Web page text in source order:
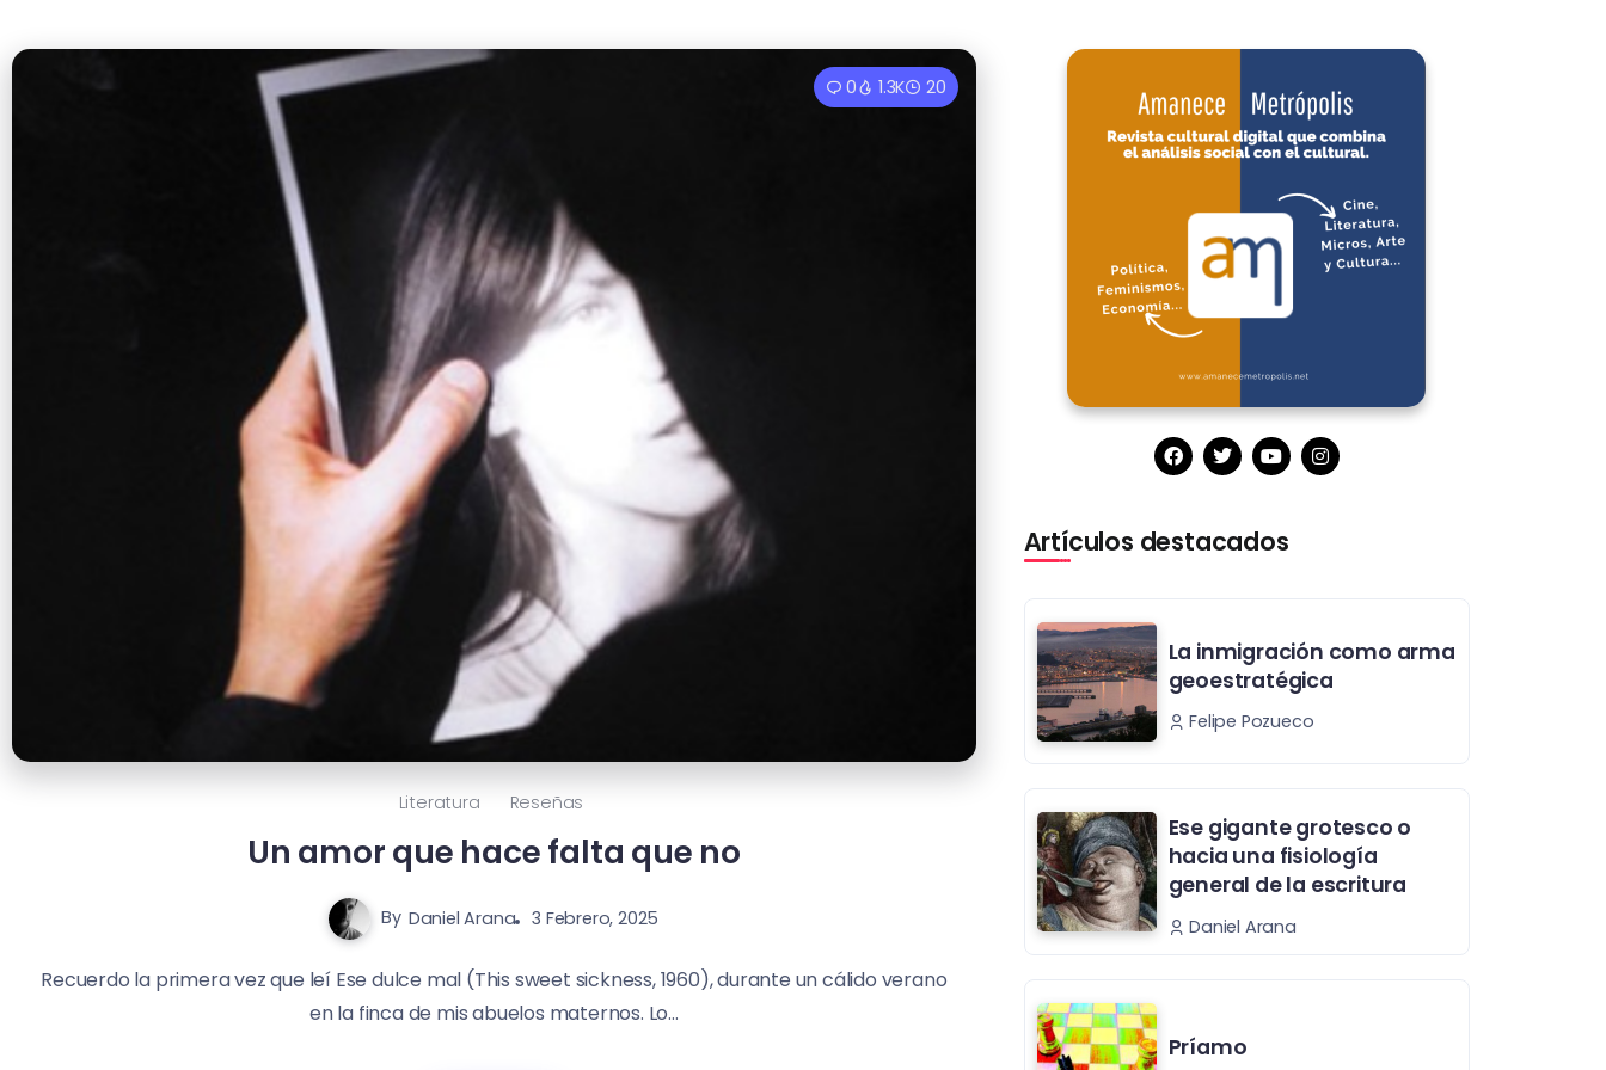
0 1.3K 20
Literatura Reseñas
Un amor que hace falta que no
By Daniel Arana 3 Febrero, 2025
Recuerdo la primera vez que leí Ese dulce mal (This sweet sickness, 1960), durante un cálido verano
en la finca de mis abuelos maternos. Lo...
Artículos destacados
La inmigración como arma
geoestratégica
Felipe Pozueco
Ese gigante grotesco o
hacia una fisiología
general de la escritura
Daniel Arana
Príamo